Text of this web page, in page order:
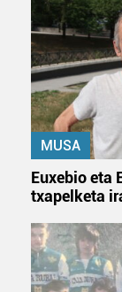
MUSA
Euxebio eta
txapelketa